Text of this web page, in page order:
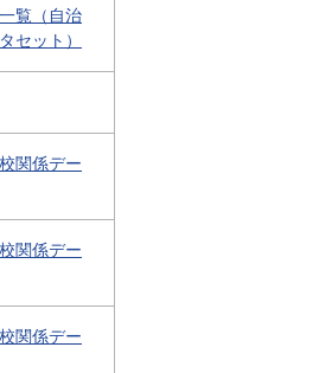
覧（自治
セット）
関係デー
関係デー
関係デー